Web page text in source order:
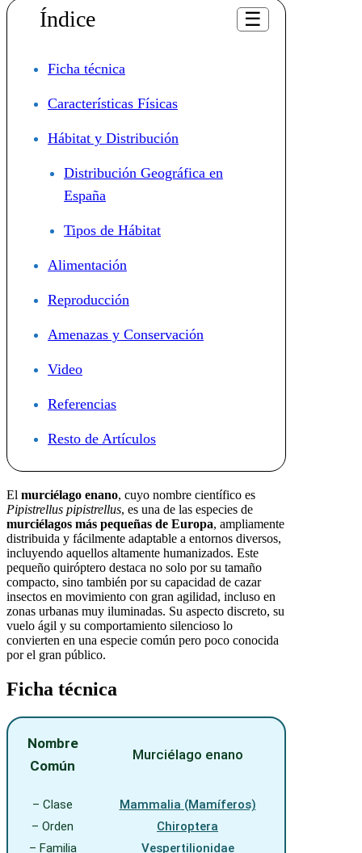
Índice ☰
Ficha técnica
Características Físicas
Hábitat y Distribución
Distribución Geográfica en
España
Tipos de Hábitat
Alimentación
Reproducción
Amenazas y Conservación
Video
Referencias
Resto de Artículos
El murciélago enano, cuyo nombre científico es
Pipistrellus pipistrellus, es una de las especies de
murciélagos más pequeñas de Europa, ampliamente
distribuida y fácilmente adaptable a entornos diversos,
incluyendo aquellos altamente humanizados. Este
pequeño quiróptero destaca no solo por su tamaño
compacto, sino también por su capacidad de cazar
insectos en movimiento con gran agilidad, incluso en
zonas urbanas muy iluminadas. Su aspecto discreto, su
vuelo ágil y su comportamiento silencioso lo
convierten en una especie común pero poco conocida
por el gran público.
Ficha técnica
Nombre
Común
Murciélago enano
– Clase
Mammalia (Mamíferos)
– Orden
Chiroptera
– Familia
Vespertilionidae